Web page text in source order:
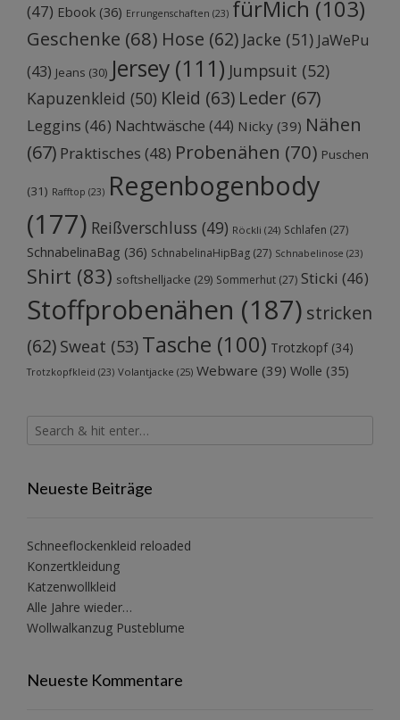
(47) Ebook (36) Errungenschaften (23) fürMich (103)
Geschenke (68) Hose (62) Jacke (51) JaWePu
(43) Jeans (30) Jersey (111) Jumpsuit (52)
Kapuzenkleid (50) Kleid (63) Leder (67)
Leggins (46) Nachtwäsche (44) Nicky (39) Nähen
(67) Praktisches (48) Probenähen (70) Puschen
(31) Rafftop (23) Regenbogenbody
(177) Reißverschluss (49) Röckli (24) Schlafen (27)
SchnabelinaBag (36) SchnabelinaHipBag (27) Schnabelinose (23)
Shirt (83) softshelljacke (29) Sommerhut (27) Sticki (46)
Stoffprobenähen (187) stricken
(62) Sweat (53) Tasche (100) Trotzkopf(34)
Trotzkopfkleid (23) Volantjacke (25) Webware (39) Wolle (35)
Neueste Beiträge
Schneeflockenkleid reloaded
Konzertkleidung
Katzenwollkleid
Alle Jahre wieder…
Wollwalkanzug Pusteblume
Neueste Kommentare